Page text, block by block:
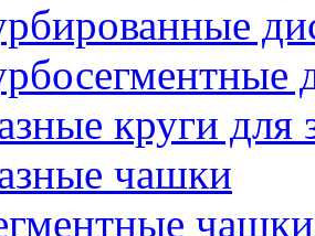
круги для
чашки
чашки